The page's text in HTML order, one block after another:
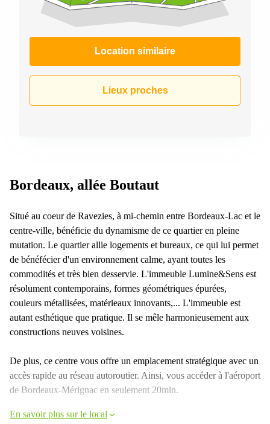
Location similaire
Lieux proches
Bordeaux, allée Boutaut
Situé au coeur de Ravezies, à mi-chemin entre Bordeaux-Lac et le
centre-ville, bénéficie du dynamisme de ce quartier en pleine
mutation. Le quartier allie logements et bureaux, ce qui lui permet
de bénéfécier d'un environnement calme, ayant toutes les
commodités et très bien desservie. L'immeuble Lumine&Sens est
résolument contemporains, formes géométriques épurées,
couleurs métallisées, matérieaux innovants,... L'immeuble est
autant esthétique que pratique. Il se mêle harmonieusement aux
constructions neuves voisines.
De plus, ce centre vous offre un emplacement stratégique avec un
accès rapide au réseau autoroutier. Ainsi, vous accéder à l'aéroport
de Bordeaux-Mérignac en seulement 20min.
En savoir plus sur le local